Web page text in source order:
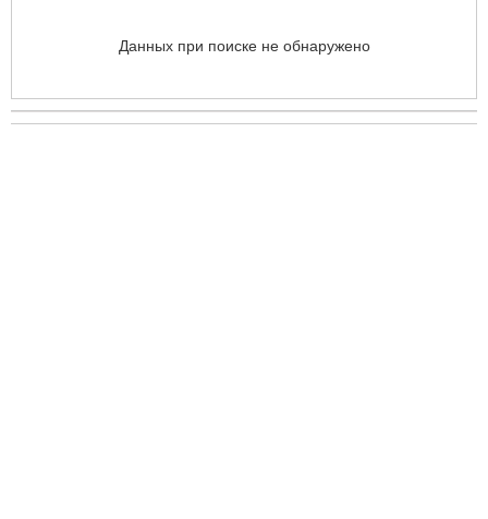
Данных при поиске не обнаружено